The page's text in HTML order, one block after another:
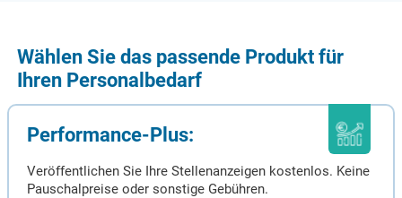
Wählen Sie das passende Produkt für
Ihren Personalbedarf
Performance-Plus:
Veröffentlichen Sie Ihre Stellenanzeigen kostenlos. Keine
Pauschalpreise oder sonstige Gebühren.